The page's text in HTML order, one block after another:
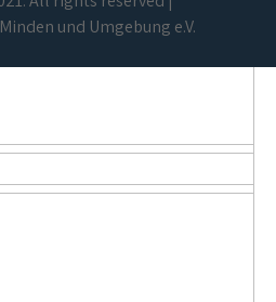
und Umgebung e.V.